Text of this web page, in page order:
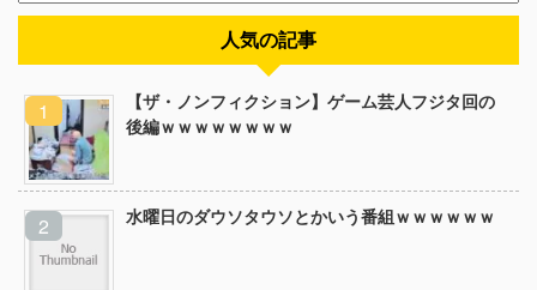
人気の記事
【ザ・ノンフィクション】ゲーム芸人フジタ回の
後編ｗｗｗｗｗｗｗｗ
水曜日のダウソタウソとかいう番組ｗｗｗｗｗｗ